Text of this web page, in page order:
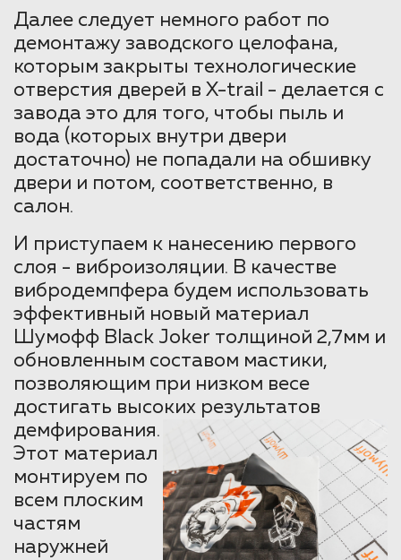
Далее следует немного работ по
демонтажу заводского целофана,
которым закрыты технологические
отверстия дверей в X-trail - делается с
завода это для того, чтобы пыль и
вода (которых внутри двери
достаточно) не попадали на обшивку
двери и потом, соответственно, в
салон.
И приступаем к нанесению первого
слоя - виброизоляции. В качестве
вибродемпфера будем использовать
эффективный новый материал
Шумофф Black Joker толщиной 2,7мм и
обновленным составом мастики,
позволяющим при низком весе
достигать высоких результатов
демфирования.
Этот материал
монтируем по
всем плоским
частям
наружней